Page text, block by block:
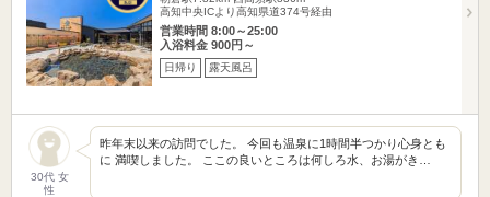
高知中央ICより高知県道374号経由
営業時間 8:00～25:00
入浴料金 900円～
日帰り 露天風呂
30代 女
性
昨年末以来の訪問でした。 今回も温泉に1時間半つかり心身とも
に 満喫しました。 ここの良いところは何しろ水、お湯がき…